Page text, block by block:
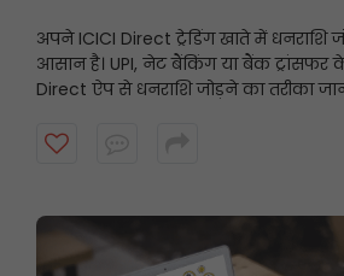
अपने ICICI Direct ट्रेडिंग खाते में धनराशि
आसान है। UPI, नेट बैंकिंग या बैंक ट्रांसफर
Direct ऐप से धनराशि जोड़ने का तरीका